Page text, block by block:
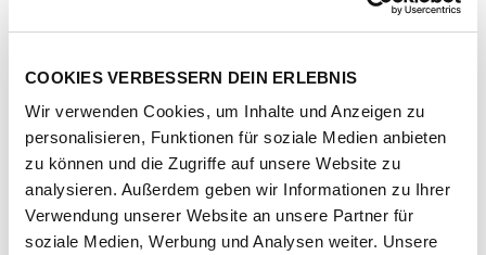
COOKIES VERBESSERN DEIN ERLEBNIS
Wir verwenden Cookies, um Inhalte und Anzeigen zu
personalisieren, Funktionen für soziale Medien anbieten
zu können und die Zugriffe auf unsere Website zu
analysieren. Außerdem geben wir Informationen zu Ihrer
Verwendung unserer Website an unsere Partner für
soziale Medien, Werbung und Analysen weiter. Unsere
Artikel-Nr.207222-1051-1001